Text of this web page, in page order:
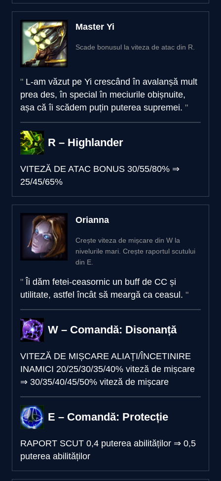
Master Yi
Scade bonusul la viteza de atac din R.
L-am văzut pe Yi crescând în avalanșă mult
prea des, în special în meciurile obișnuite,
așa că îi scădem puțin puterea supremei.
R – Highlander
VITEZĂ DE ATAC BONUS 30/55/80% ⇒
25/45/65%
Orianna
Crește viteza de mișcare din W la
nivelurile mari. Crește raportul scutului
din E.
Îi dăm fetei-ceasornic un buff de CC și
utilitate, astfel încât să meargă ca ceasul.
W – Comandă: Disonanță
VITEZĂ DE MIȘCARE ALIAȚI/ÎNCETINIRE
INAMICI 20/25/30/35/40% viteză de mișcare
⇒ 30/35/40/45/50% viteză de mișcare
E – Comandă: Protecție
RAPORT SCUT 0,4 puterea abilităților ⇒ 0,5
puterea abilităților